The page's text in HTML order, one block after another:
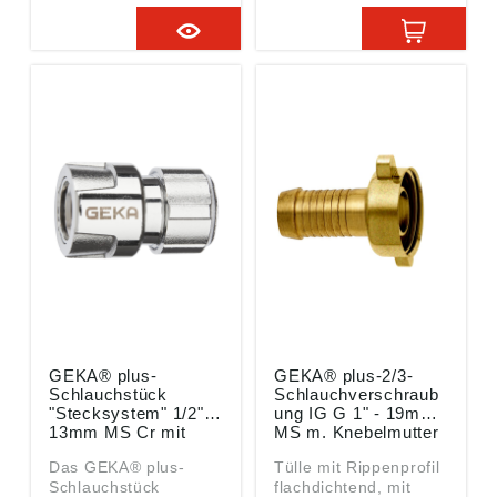
für Rohre, Aggregate,
Maschinen etc. Er ist
flachdichtend und aus
Produktsicherheitsver
ordnung ((EU)
2023/998): Karasto
Armaturenfabrik
Oehler GmbH,
für Rohre, Aggregate,
Maschinen etc. Er ist
flachdichtend und aus
Produktsicherheitsver
ordnung ((EU)
2023/998): Karasto
Armaturenfabrik
Oehler GmbH,
GEKA® plus-
Schlauchstück
"Stecksystem" 1/2" -
13mm MS Cr mit
Das GEKA® plus-
Schlauchstück
GEKA® plus-2/3-
Schlauchverschraub
ung IG G 1" - 19mm
MS m. Knebelmutter
Tülle mit Rippenprofil
flachdichtend, mit